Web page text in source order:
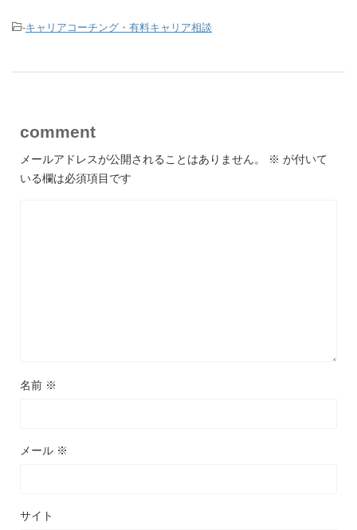
-キャリアコーチング・有料キャリア相談
comment
メールアドレスが公開されることはありません。 ※ が付いて
いる欄は必須項目です
名前 ※
メール ※
サイト